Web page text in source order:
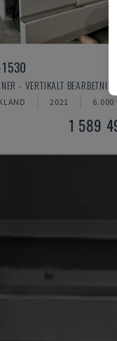
- VERTIKALT
2021 6.000
1 589